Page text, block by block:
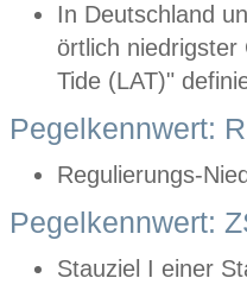
In Deutschland
örtlich
Tide (LAT)"
Pegelkennwert:
Regulierungs-
Pegelkennwert:
Stauziel I einer